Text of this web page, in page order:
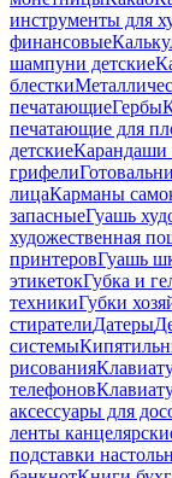
инструменты для
финансовые
шампуни детские
блестки
печатающиеГербы
печатающие для
детскиеКарандаши
грифелиГотовальни
лицаКарманы
запасныеГуашь
художественная
принтеровГуашь
этикетокГубка и
техникиГубки
стирателиДатеры
системы
рисования
телефонов
аксессуары для
ленты
подставки